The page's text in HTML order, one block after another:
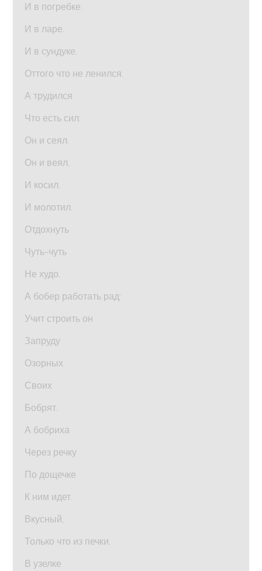
И в погребке.
И в ларе.
И в сундуке.
Оттого что не ленился.
А трудился
Что есть сил:
Он и сеял.
Он и веял,
И косил.
И молотил.
Отдохнуть
Чуть-чуть
Не худо.
А бобер работать рад:
Учит строить он
Запруду
Озорных
Своих
Бобрят.
А бобриха
Через речку
По дощечке
К ним идет.
Вкусный,
Только что из печки.
В узелке